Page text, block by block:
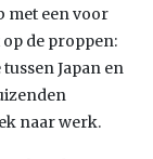
met een voor
de proppen:
Japan en
naar werk.